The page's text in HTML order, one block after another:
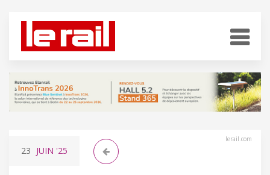
lerail.com
23 JUIN '25